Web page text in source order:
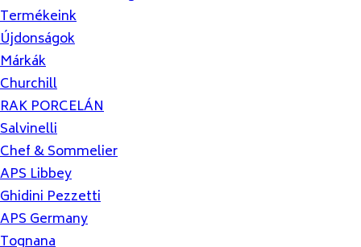
Termékeink
Újdonságok
Márkák
Churchill
RAK PORCELÁN
Salvinelli
Chef & Sommelier
APS Libbey
Ghidini Pezzetti
APS Germany
Tognana